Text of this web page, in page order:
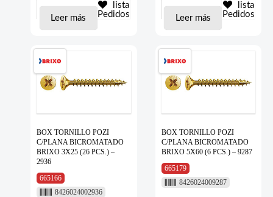
Leer más
lista
Pedidos
Leer más
lista
Pedidos
BOX TORNILLO POZI
C/PLANA BICROMATADO
BRIXO 3X25 (26 PCS.) –
2936
665166
8426024002936
BOX TORNILLO POZI
C/PLANA BICROMATADO
BRIXO 5X60 (6 PCS.) – 9287
665179
8426024009287